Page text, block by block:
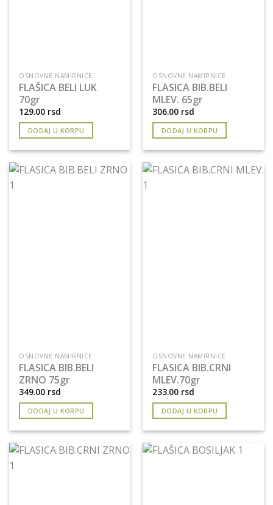
OSNOVNE NAMIRNICE
FLAŠICA BELI LUK
70gr
129.00 rsd
DODAJ U KORPU
OSNOVNE NAMIRNICE
FLASICA BIB.BELI
MLEV. 65gr
306.00 rsd
DODAJ U KORPU
OSNOVNE NAMIRNICE
FLASICA BIB.BELI
ZRNO 75gr
349.00 rsd
DODAJ U KORPU
OSNOVNE NAMIRNICE
FLASICA BIB.CRNI
MLEV.70gr
233.00 rsd
DODAJ U KORPU